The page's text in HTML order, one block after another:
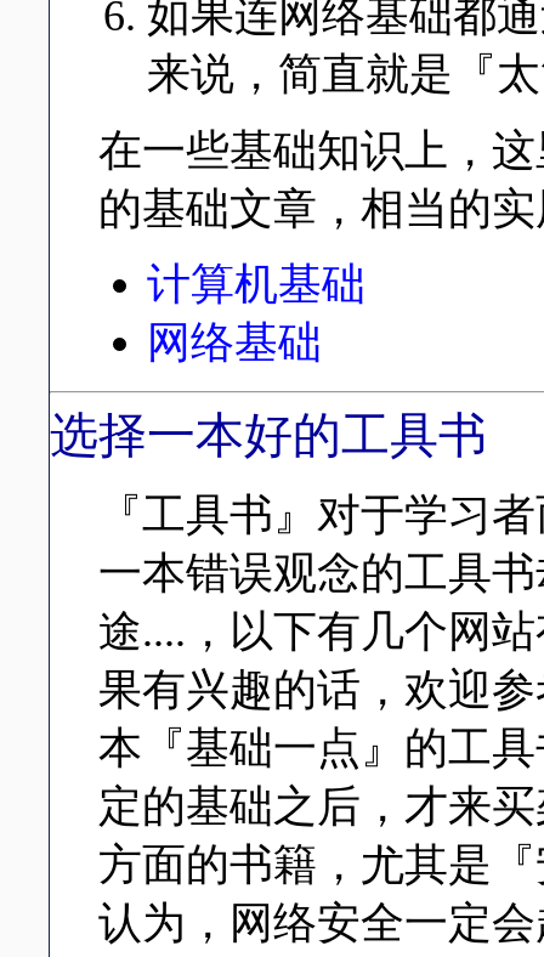
如果连网络基础都
来说，简直就是『
在一些基础知识上，
的基础文章，相当的
计算机基础
网络基础
选择一本好的工具书
『工具书』对于学习
一本错误观念的工具
途....，以下有几个网
果有兴趣的话，欢迎
本『基础一点』的工
定的基础之后，才来
方面的书籍，尤其是
认为，网络安全一定